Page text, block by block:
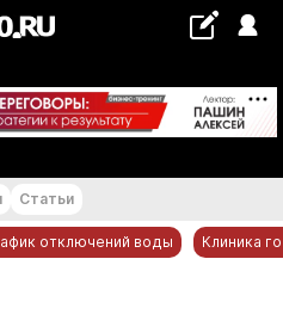
°С
Статьи
отключений воды Клиника